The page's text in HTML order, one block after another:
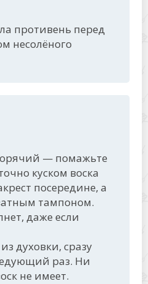
противень перед
несолёного
— помажьте
куском воска
посередине, а
тампоном.
даже если
духовки, сразу
раз. Ни
не имеет.